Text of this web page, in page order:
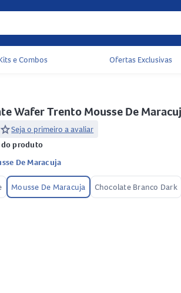
Acessos rápidos do
e Combos Ofertas Exclusivas
Wafer Trento Mousse De
starSeja o primeiro a avaliar
do produto
De Maracuja
Mousse De Maracuja Chocolate Branco Dark